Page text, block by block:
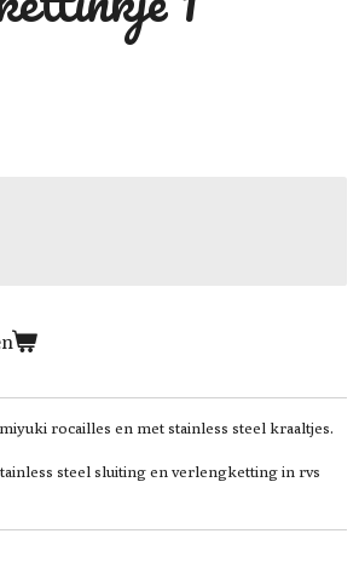
rocailles en met stainless steel kraaltjes.
steel sluiting en verlengketting in rvs